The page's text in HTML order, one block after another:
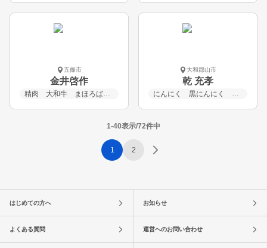
五條市
金井啓作
精肉 大和牛 まほろば赤牛 黒毛和牛 国産牛
大和郡山市
乾 充孝
にんにく 黒にんにく 黒大豆 柿 筍
1-40表示/72件中
1 2
はじめての方へ お知らせ
よくある質問 運営へのお問い合わせ